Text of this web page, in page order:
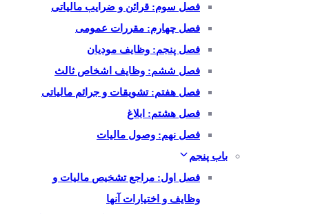
فصل سوم: قرائن و ضرایب مالیاتی
فصل چهارم: مقررات عمومی
فصل پنجم: وظایف مودیان
فصل ششم: وظایف اشخاص ثالث
فصل هفتم: تشویقات و جرائم مالیاتی
فصل هشتم: ابلاغ
فصل نهم: وصول مالیات
باب پنجم
فصل اول: مراجع تشخیص مالیات و
وظایف و اختیارات آنها